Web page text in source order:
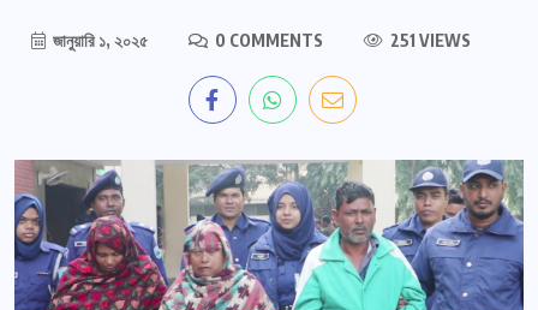
জানুয়ারি ১, ২০২৫ 0 COMMENTS 251 VIEWS